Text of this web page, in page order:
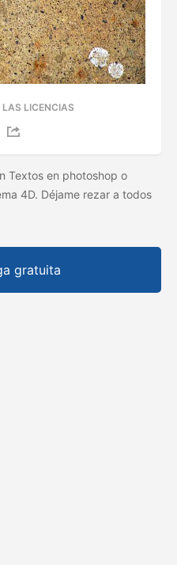
LAS LICENCIAS
Textos en photoshop o
4D. Déjame rezar a todos
gratuita